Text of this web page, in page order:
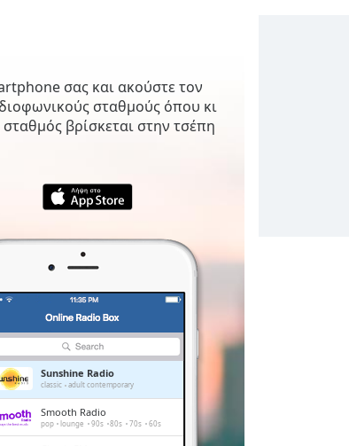
σας και ακούστε τον
σταθμούς όπου κι
βρίσκεται στην τσέπη
Sunshine Radio
classic adult contemporary
Smooth Radio
pop lounge 90s 80s 70s 60s